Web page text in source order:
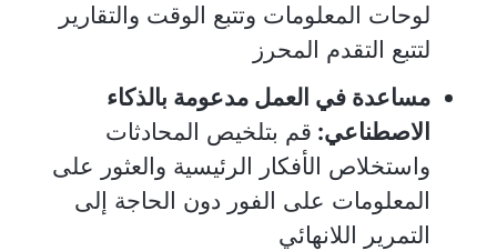
لوحات المعلومات وتتبع الوقت والتقارير
لتتبع التقدم المحرز
مساعدة في العمل مدعومة بالذكاء
الاصطناعي: قم بتلخيص المحادثات
واستخلاص الأفكار الرئيسية والعثور على
المعلومات على الفور دون الحاجة إلى
التمرير اللانهائي